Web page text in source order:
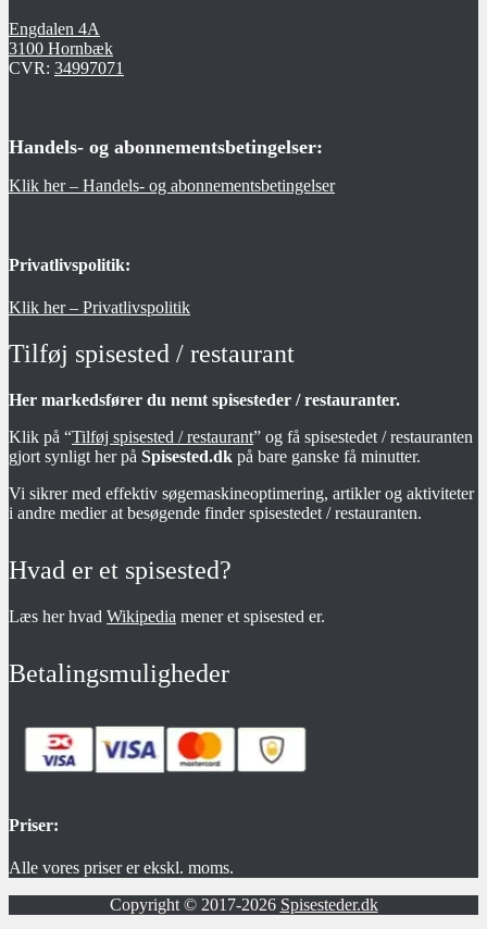
Engdalen 4A
3100 Hornbæk
CVR: 34997071
Handels- og abonnementsbetingelser:
Klik her – Handels- og abonnementsbetingelser
Privatlivspolitik:
Klik her – Privatlivspolitik
Tilføj spisested / restaurant
Her markedsfører du nemt spisesteder / restauranter.
Klik på “Tilføj spisested / restaurant” og få spisestedet / restauranten
gjort synligt her på Spisested.dk på bare ganske få minutter.
Vi sikrer med effektiv søgemaskineoptimering, artikler og aktiviteter
i andre medier at besøgende finder spisestedet / restauranten.
Hvad er et spisested?
Læs her hvad Wikipedia mener et spisested er.
Betalingsmuligheder
Priser:
Alle vores priser er ekskl. moms.
Copyright © 2017-2026 Spisesteder.dk